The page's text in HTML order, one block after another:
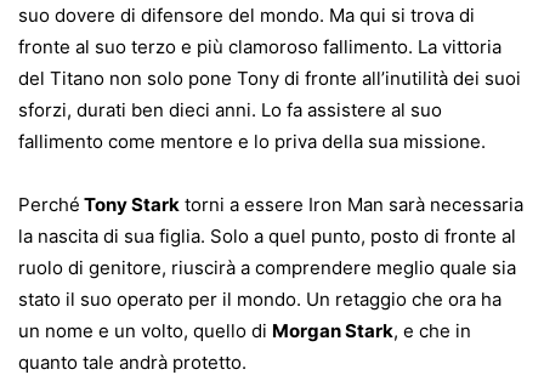
suo dovere di difensore del mondo. Ma qui si trova di
fronte al suo terzo e più clamoroso fallimento. La vittoria
del Titano non solo pone Tony di fronte all’inutilità dei suoi
sforzi, durati ben dieci anni. Lo fa assistere al suo
fallimento come mentore e lo priva della sua missione.
Perché Tony Stark torni a essere Iron Man sarà necessaria
la nascita di sua figlia. Solo a quel punto, posto di fronte al
ruolo di genitore, riuscirà a comprendere meglio quale sia
stato il suo operato per il mondo. Un retaggio che ora ha
un nome e un volto, quello di Morgan Stark, e che in
quanto tale andrà protetto.